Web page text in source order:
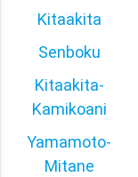
Kitaakita
Senboku
Kitaakita-
Kamikoani
Yamamoto-
Mitane